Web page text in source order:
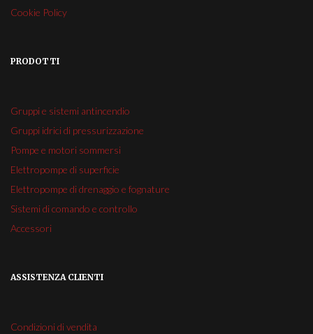
Cookie Policy
PRODOTTI
Gruppi e sistemi antincendio
Gruppi idrici di pressurizzazione
Pompe e motori sommersi
Elettropompe di superficie
Elettropompe di drenaggio e fognature
Sistemi di comando e controllo
Accessori
ASSISTENZA CLIENTI
Condizioni di vendita